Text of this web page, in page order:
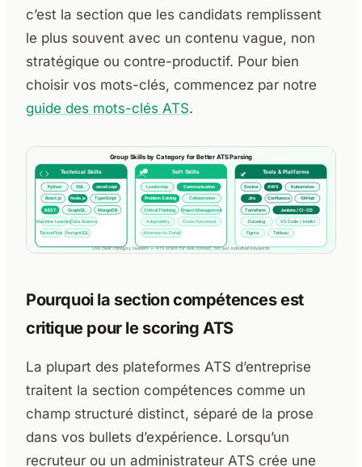
c’est la section que les candidats remplissent
le plus souvent avec un contenu vague, non
stratégique ou contre-productif. Pour bien
choisir vos mots-clés, commencez par notre
guide des mots-clés ATS.
Pourquoi la section compétences est
critique pour le scoring ATS
La plupart des plateformes ATS d’entreprise
traitent la section compétences comme un
champ structuré distinct, séparé de la prose
dans vos bullets d’expérience. Lorsqu’un
recruteur ou un administrateur ATS crée une